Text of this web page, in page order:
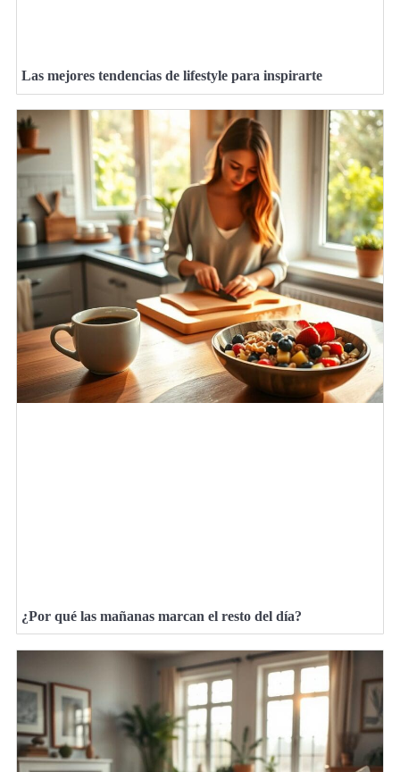
Las mejores tendencias de lifestyle para inspirarte
¿Por qué las mañanas marcan el resto del día?